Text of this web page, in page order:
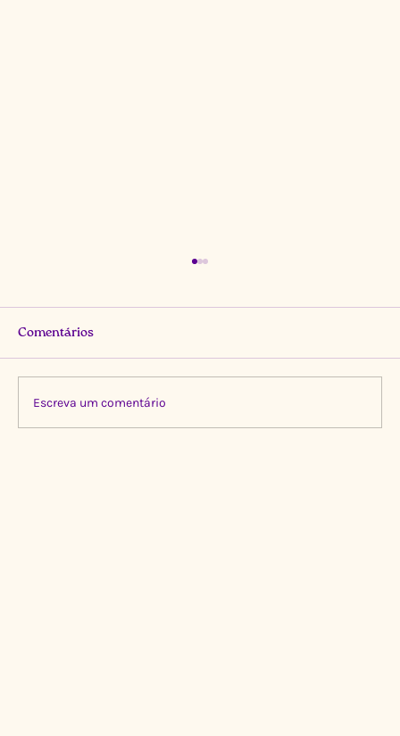
Comentários
Escreva um comentário